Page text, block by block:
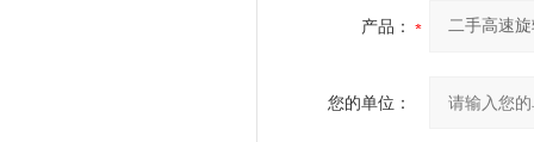
产品：
您的单位：